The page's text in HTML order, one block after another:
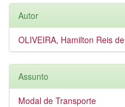
Autor
OLIVEIRA, Hamilton Reis de
Assunto
Modal de Transporte